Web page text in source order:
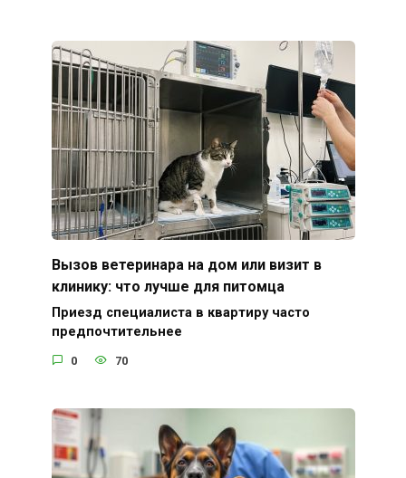
Вызов ветеринара на дом или визит в
клинику: что лучше для питомца
Приезд специалиста в квартиру часто
предпочтительнее
0 70